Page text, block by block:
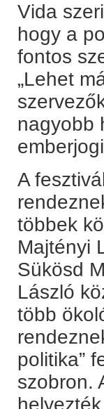
Vida
hogy a
fontos
„Lehet
nagyobb
A
többek
Majtényi
Sükösd
László
több
politika”
szobron.